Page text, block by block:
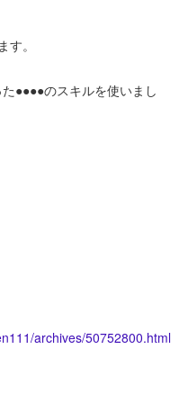
。
●●●●のスキルを使いまし
archives/50752800.html